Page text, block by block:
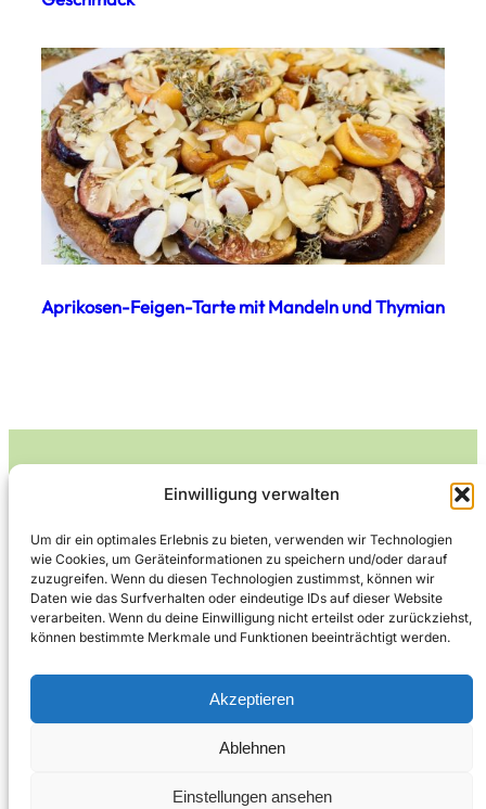
Einwilligung verwalten
Um dir ein optimales Erlebnis zu bieten, verwenden wir Technologien
wie Cookies, um Geräteinformationen zu speichern und/oder darauf
zuzugreifen. Wenn du diesen Technologien zustimmst, können wir
Daten wie das Surfverhalten oder eindeutige IDs auf dieser Website
verarbeiten. Wenn du deine Einwilligung nicht erteilst oder zurückziehst,
können bestimmte Merkmale und Funktionen beeinträchtigt werden.
Akzeptieren
Ablehnen
Einstellungen ansehen
Aprikosen-Feigen-Tarte mit Mandeln und Thymian
Leckerlife
Lecker essen – gesund leben.
Kontakt
Copyright © 2026 Designed by